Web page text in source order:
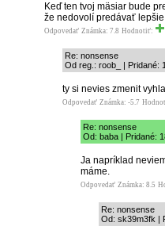
Keď ten tvoj mäsiar bude
že nedovolí predávať
Odpovedať Známka: 7.8 Hodnotiť:
Re: nonsense
Od reg.: roob_ | Pridané:
ty si nevies zmenit
Odpovedať Známka: -5.7
Re: nonsense
Od: baba | Pridané:
Ja napríklad
máme.
Odpovedať Známka: 8.5
Re: nonsense
Od: sk39m3fk |